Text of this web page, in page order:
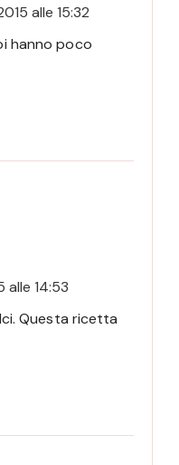
alle 15:32
hanno poco
alle 14:53
Questa ricetta